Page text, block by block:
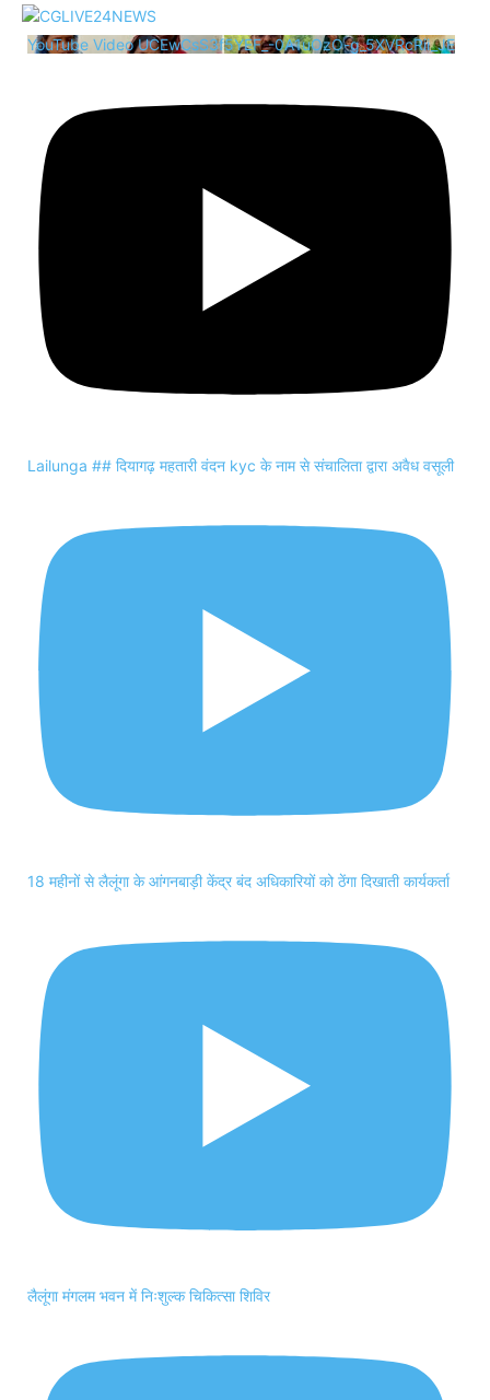
YouTube Video UCEwCsS3f5YEF_-0A1uOzO-g_5XVRcRii_JE
Lailunga ## दियागढ़ महतारी वंदन kyc के नाम से संचालिता द्वारा अवैध वसूली
18 महीनों से लैलूंगा के आंगनबाड़ी केंद्र बंद अधिकारियों को ठेंगा दिखाती कार्यकर्ता
लैलूंगा मंगलम भवन में निःशुल्क चिकित्सा शिविर